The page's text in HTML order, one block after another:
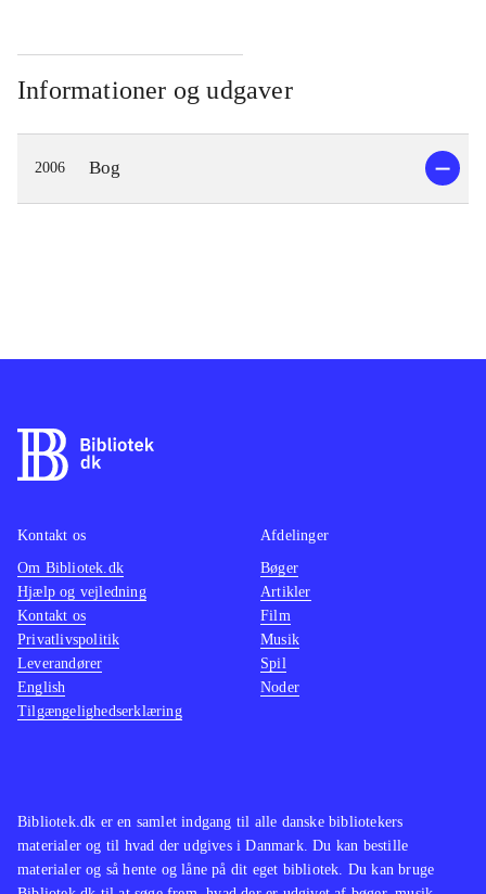
Informationer og udgaver
2006 Bog
Bibliotek.dk er en samlet indgang til alle danske bibliotekers
materialer og til hvad der udgives i Danmark. Du kan bestille
materialer og så hente og låne på dit eget bibliotek. Du kan bruge
Kontakt os
Om Bibliotek.dk
Hjælp og vejledning
Kontakt os
Privatlivspolitik
Leverandører
English
Tilgængelighedserklæring
Afdelinger
Bøger
Artikler
Film
Musik
Spil
Noder